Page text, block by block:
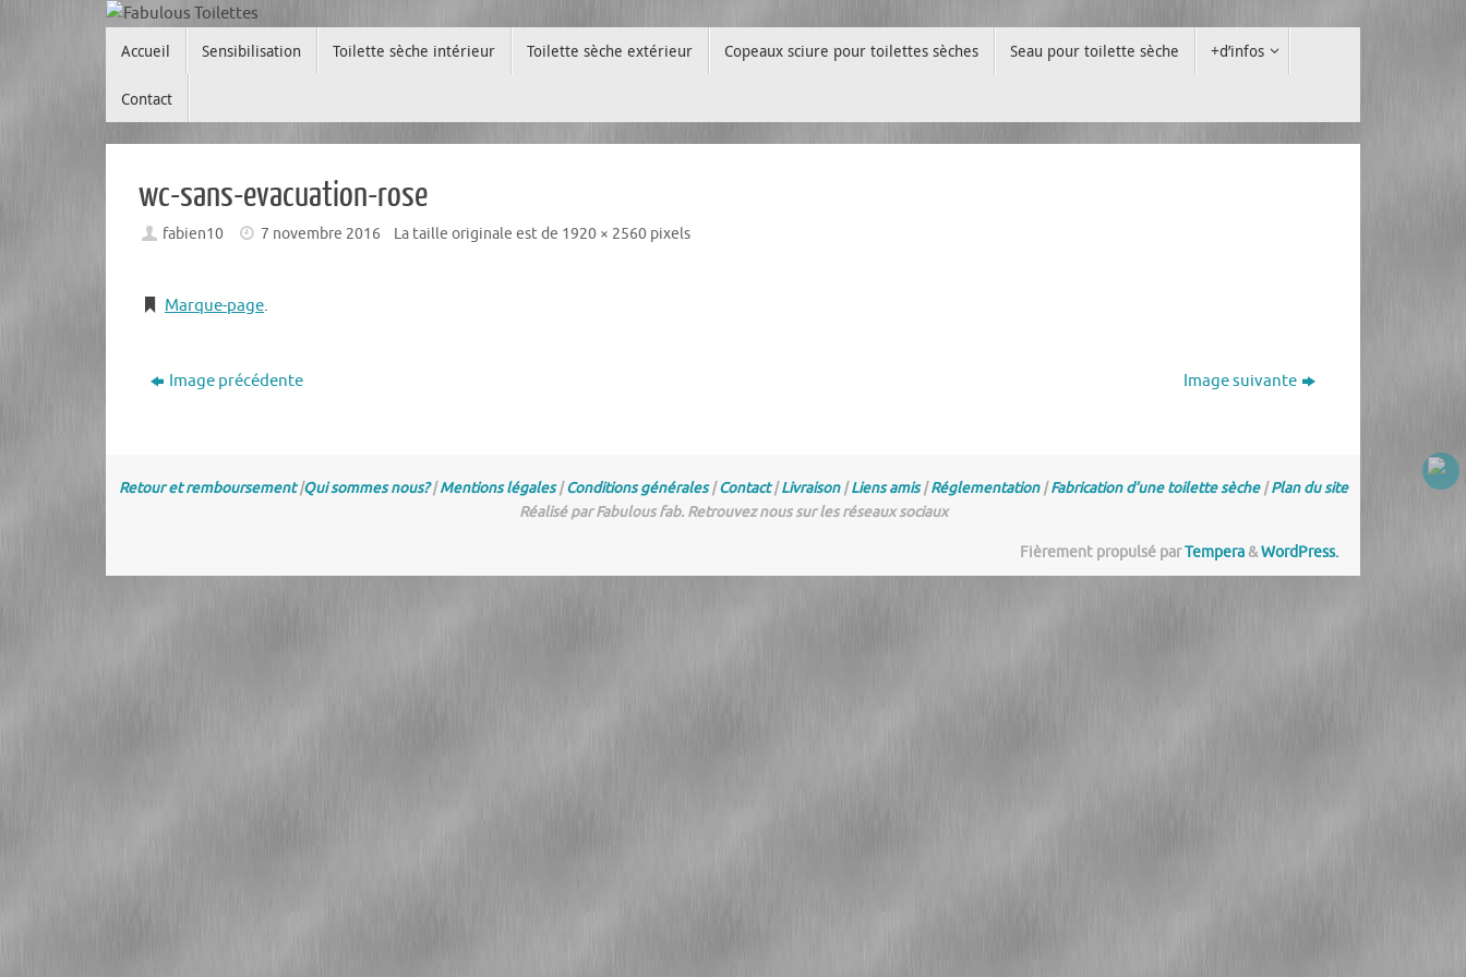
Accueil Sensibilisation Toilette sèche intérieur Toilette sèche extérieur Copeaux sciure pour toilettes sèches Seau pour toilette sèche +d’infos
Contact
wc-sans-evacuation-rose
fabien10 7 novembre 2016 La taille originale est de 1920 × 2560 pixels
Marque-page.
Image précédente Image suivante
Retour et remboursement|Qui sommes nous?|Mentions légales|Conditions générales|Contact|Livraison|Liens amis|Réglementation|Fabrication d’une toilette sèche|Plan du site
Réalisé par Fabulous fab. Retrouvez nous sur les réseaux sociaux
Fièrement propulsé parTempera &WordPress.